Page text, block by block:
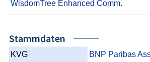
WisdomTree Enhanced Comm.
Stammdaten
KVG
BNP Paribas